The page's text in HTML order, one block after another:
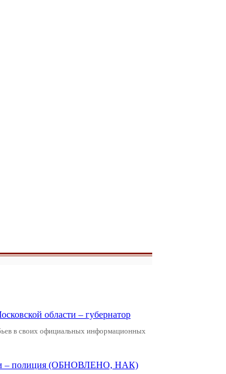
области – губернатор
в своих официальных информационных
– полиция (ОБНОВЛЕНО, НАК)